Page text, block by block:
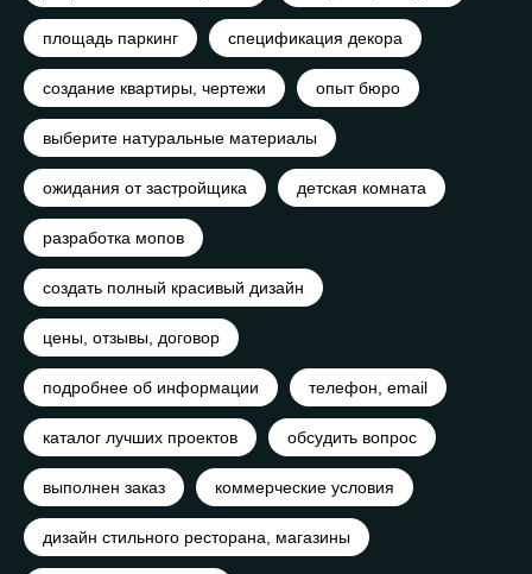
площадь паркинг спецификация декора
создание квартиры, чертежи опыт бюро
выберите натуральные материалы
ожидания от застройщика детская комната
разработка мопов
создать полный красивый дизайн
цены, отзывы, договор
подробнее об информации телефон, email
каталог лучших проектов обсудить вопрос
выполнен заказ коммерческие условия
дизайн стильного ресторана, магазины